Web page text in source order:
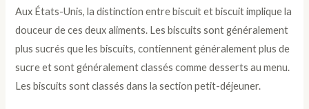
Aux États-Unis, la distinction entre biscuit et biscuit implique la
douceur de ces deux aliments. Les biscuits sont généralement
plus sucrés que les biscuits, contiennent généralement plus de
sucre et sont généralement classés comme desserts au menu.
Les biscuits sont classés dans la section petit-déjeuner.